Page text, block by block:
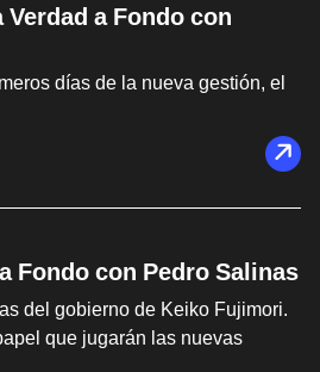
a Fondo con
días de la nueva gestión, el
Fondo con Pedro Salinas
del gobierno de Keiko Fujimori.
que jugarán las nuevas